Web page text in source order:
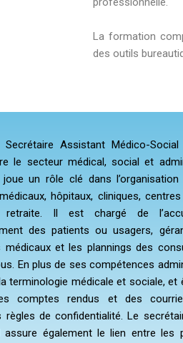
La formation
des outils
Assistant Médico-
le secteur médical, social et
un rôle clé dans l’organisation
hôpitaux, cliniques,
retraite. Il est chargé de
des patients ou usagers,
médicaux et les plannings des
En plus de ses compétences
terminologie médicale et sociale, et
comptes rendus et des
règles de confidentialité. Le
assure également le lien entre les